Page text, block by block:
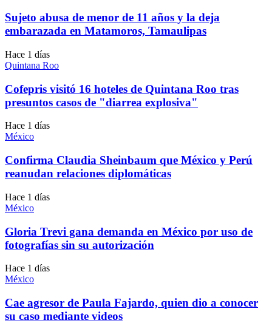
Sujeto abusa de menor de 11 años y la deja
embarazada en Matamoros, Tamaulipas
Hace 1 días
Quintana Roo
Cofepris visitó 16 hoteles de Quintana Roo tras
presuntos casos de "diarrea explosiva"
Hace 1 días
México
Confirma Claudia Sheinbaum que México y Perú
reanudan relaciones diplomáticas
Hace 1 días
México
Gloria Trevi gana demanda en México por uso de
fotografías sin su autorización
Hace 1 días
México
Cae agresor de Paula Fajardo, quien dio a conocer
su caso mediante videos